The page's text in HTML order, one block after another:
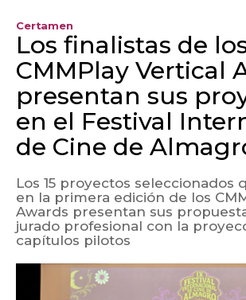
Certamen
Los finalistas de
CMMPlay Vertical
presentan sus
en el Festival
de Cine de
Los 15 proyectos seleccionados
en la primera edición de los
Awards presentan sus
jurado profesional con la
capítulos pilotos